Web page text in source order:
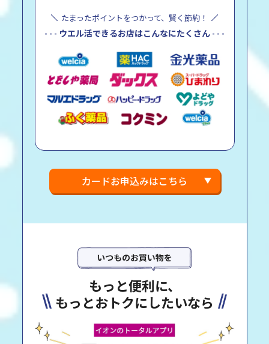
たまったポイントをつかって、賢く節約！
ウエル活できるお店はこんなにたくさん
カードお申込みはこちら
もっと便利に、
もっとおトクにしたいなら